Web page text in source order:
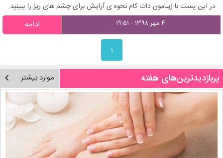
در این پست با زیبامون دات کام نحوه ی آرایش برای چشم های ریز را ببینید.
۴ مهر ۱۳۹۸ - ۱۹:۵۱ ادامه
۱
پربازدیدترین‌های هفته موارد بیشتر